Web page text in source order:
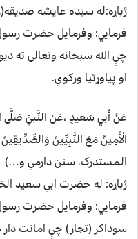
ژباړه:له سیده عایشه
فرمايي: وفرمایل حضرت
چې الله سبحانه وتعالی
او پیاوړتیا ورکوي.
عَنْ أَبِي سَعِيدٍ ،عَنِ النَّبِيِّ صَلَّى
الْأَمِينُ مَعَ النَّبِيِّينَ
المستدرک، سنن دارمي و…)
ژباړه: له حضرت ابي سعید
فرمايي: وفرمایل حضرت
سوداګر (تجار) چې امانت دار